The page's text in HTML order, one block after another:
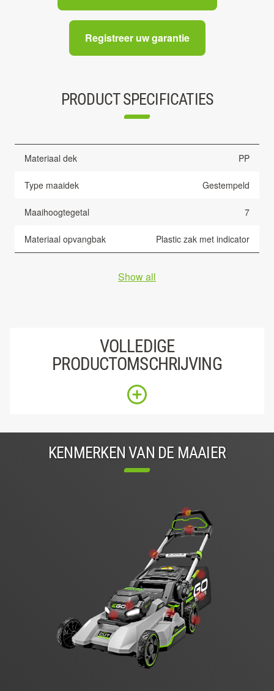
Registreer uw garantie
PRODUCT SPECIFICATIES
Materiaal dek PP
Type maaidek Gestempeld
Maaihoogtegetal 7
Materiaal opvangbak Plastic zak met indicator
Show all
VOLLEDIGE
PRODUCTOMSCHRIJVING
KENMERKEN VAN DE MAAIER